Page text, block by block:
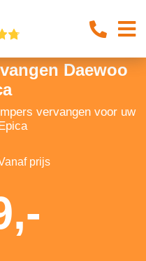
Daewoo
vervangen voor uw
prijs